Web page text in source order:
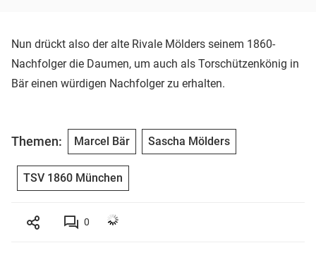
Nun drückt also der alte Rivale Mölders seinem 1860-
Nachfolger die Daumen, um auch als Torschützenkönig in
Bär einen würdigen Nachfolger zu erhalten.
Themen: Marcel Bär Sascha Mölders
TSV 1860 München
0